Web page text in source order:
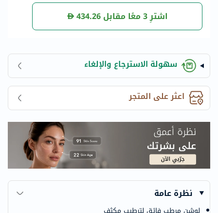
اشترِ 3 معًا مقابل 434.26
سهولة الاسترجاع والإلغاء
اعثر على المتجر
نظرة عامة